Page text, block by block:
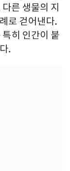
른 생물의 지
로 걷어낸다.
히 인간이 붙
.